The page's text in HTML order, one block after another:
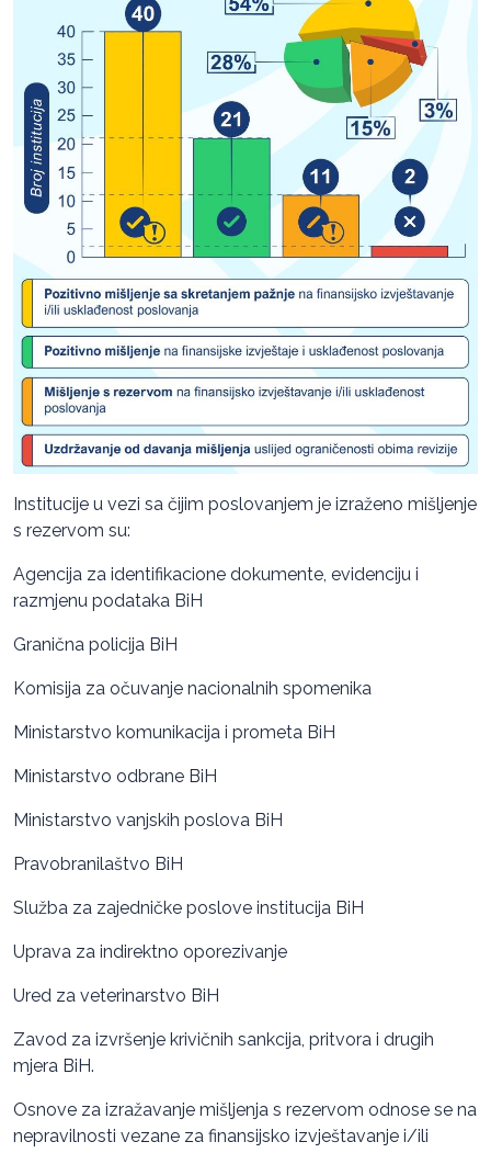
Institucije u vezi sa čijim poslovanjem je izraženo mišljenje
s rezervom su:
Agencija za identifikacione dokumente, evidenciju i
razmjenu podataka BiH
Granična policija BiH
Komisija za očuvanje nacionalnih spomenika
Ministarstvo komunikacija i prometa BiH
Ministarstvo odbrane BiH
Ministarstvo vanjskih poslova BiH
Pravobranilaštvo BiH
Služba za zajedničke poslove institucija BiH
Uprava za indirektno oporezivanje
Ured za veterinarstvo BiH
Zavod za izvršenje krivičnih sankcija, pritvora i drugih
mjera BiH.
Osnove za izražavanje mišljenja s rezervom odnose se na
nepravilnosti vezane za finansijsko izvještavanje i/ili